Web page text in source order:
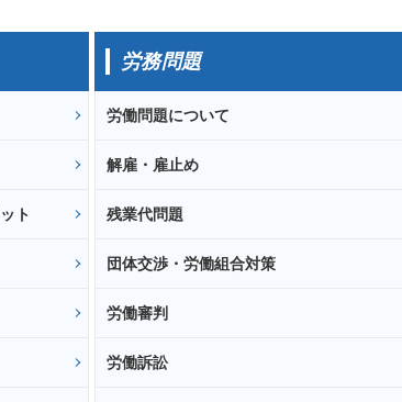
ト
労務問題
労働問題について
解雇・雇止め
残業代問題
団体交渉・労働組合対策
労働審判
労働訴訟